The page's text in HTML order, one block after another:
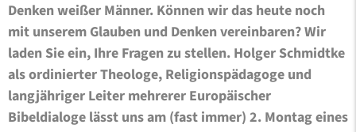
Denken weißer Männer. Können wir das heute noch
mit unserem Glauben und Denken vereinbaren? Wir
laden Sie ein, Ihre Fragen zu stellen. Holger Schmidtke
als ordinierter Theologe, Religionspädagoge und
langjähriger Leiter mehrerer Europäischer
Bibeldialoge lässt uns am (fast immer) 2. Montag eines